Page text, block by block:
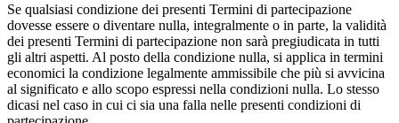
Se qualsiasi condizione dei presenti Termini di partecipazione
dovesse essere o diventare nulla, integralmente o in parte, la validità
dei presenti Termini di partecipazione non sarà pregiudicata in tutti
gli altri aspetti. Al posto della condizione nulla, si applica in termini
economici la condizione legalmente ammissibile che più si avvicina
al significato e allo scopo espressi nella condizioni nulla. Lo stesso
dicasi nel caso in cui ci sia una falla nelle presenti condizioni di